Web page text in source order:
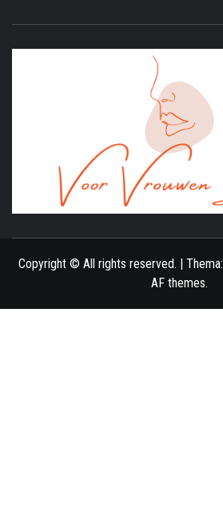
Copyright © All rights reserved. | Thema:
AF themes.